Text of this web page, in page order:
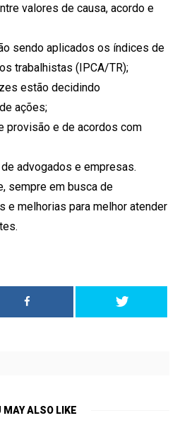
valores de causa, acordo e
sendo aplicados os índices de
trabalhistas (IPCA/TR);
estão decidindo
ações;
provisão e de acordos com
advogados e empresas.
sempre em busca de
e melhorias para melhor atender
MAY ALSO LIKE